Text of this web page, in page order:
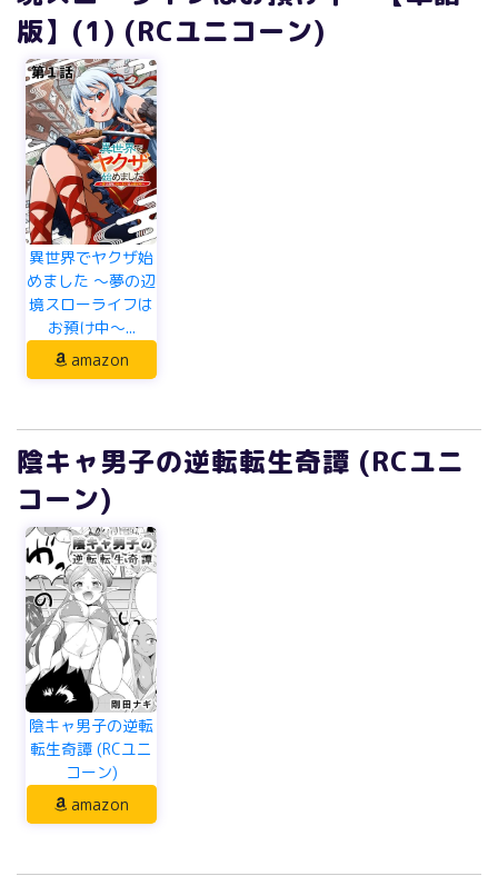
版】(1) (RCユニコーン)
異世界でヤクザ始
めました ～夢の辺
境スローライフは
お預け中～...
amazon
陰キャ男子の逆転転生奇譚 (RCユニ
コーン)
陰キャ男子の逆転
転生奇譚 (RCユニ
コーン)
amazon